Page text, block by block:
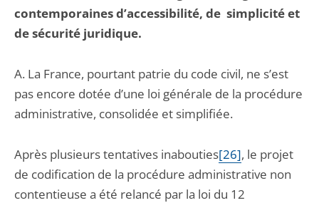
contemporaines d’accessibilité, de simplicité et
de sécurité juridique.
A. La France, pourtant patrie du code civil, ne s’est
pas encore dotée d’une loi générale de la procédure
administrative, consolidée et simplifiée.
Après plusieurs tentatives inabouties[26], le projet
de codification de la procédure administrative non
contentieuse a été relancé par la loi du 12